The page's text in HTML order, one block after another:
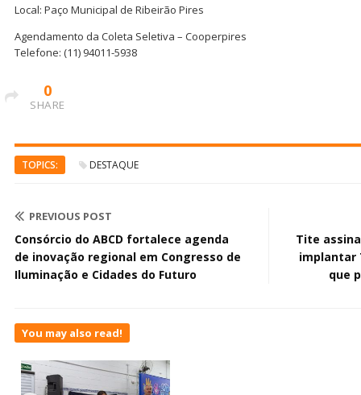
Local: Paço Municipal de Ribeirão Pires
Agendamento da Coleta Seletiva – Cooperpires
Telefone: (11) 94011-5938
0
SHARE
TOPICS: DESTAQUE
PREVIOUS POST
Consórcio do ABCD fortalece agenda
de inovação regional em Congresso de
Iluminação e Cidades do Futuro
Tite
implantar
que
You may also read!